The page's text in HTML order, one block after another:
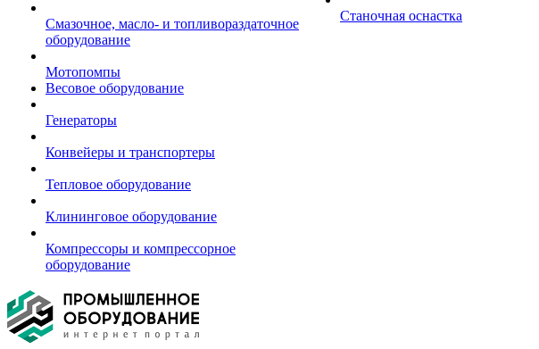
Смазочное, масло- и топливораздаточное
оборудование
Мотопомпы
Весовое оборудование
Генераторы
Конвейеры и транспортеры
Тепловое оборудование
Клининговое оборудование
Компрессоры и компрессорное
оборудование
Станочная оснастка